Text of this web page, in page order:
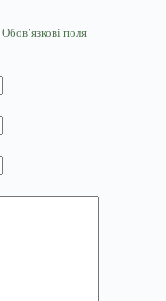
Обов’язкові поля